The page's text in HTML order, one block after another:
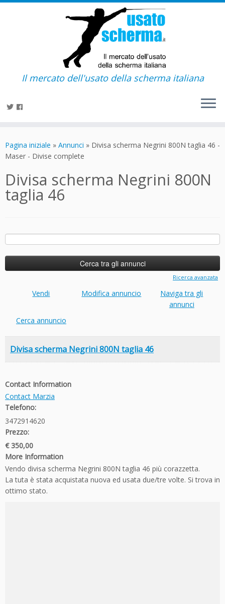
contenuto
Il mercato dell'usato della scherma italiana
Pagina iniziale » Annunci » Divisa scherma Negrini 800N taglia 46 -
Maser - Divise complete
Divisa scherma Negrini 800N
taglia 46
Ricerca
Ricerca avanzata
Vendi Modifica annuncio
Naviga tra gli
annunci
Cerca annuncio
Divisa scherma Negrini 800N taglia 46
Contact Information
Contact Marzia
Telefono:
3472914620
Prezzo:
€ 350,00
More Information
Vendo divisa scherma Negrini 800N taglia 46 più corazzetta.
La tuta è stata acquistata nuova ed usata due/tre volte. Si trova in
ottimo stato.